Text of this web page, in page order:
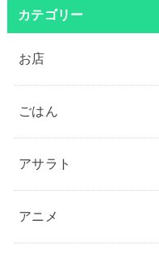
カテゴリー
お店
ごはん
アサラト
アニメ